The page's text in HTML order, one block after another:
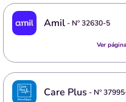
Amil- Nº32630-5
Ver
Care Plus - Nº